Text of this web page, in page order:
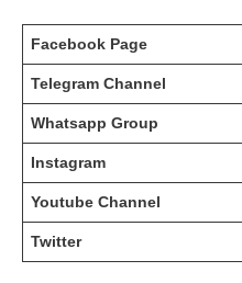
Facebook Page
Telegram Channel
Whatsapp Group
Instagram
Youtube Channel
Twitter